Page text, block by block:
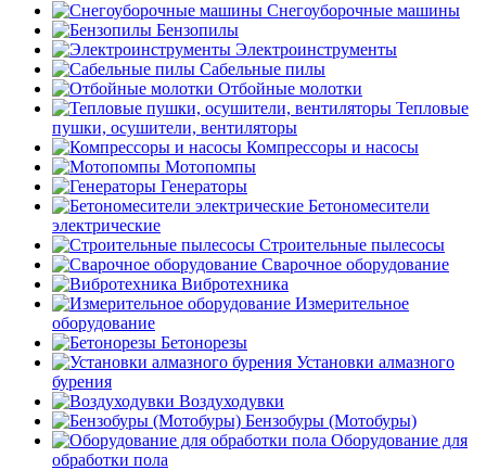
Снегоуборочные машины
Бензопилы
Электроинструменты
Сабельные пилы
Отбойные молотки
Тепловые
пушки, осушители, вентиляторы
Компрессоры и насосы
Мотопомпы
Генераторы
Бетономесители
электрические
Строительные пылесосы
Сварочное оборудование
Вибротехника
Измерительное
оборудование
Бетонорезы
Установки алмазного
бурения
Воздуходувки
Бензобуры (Мотобуры)
Оборудование для
обработки пола